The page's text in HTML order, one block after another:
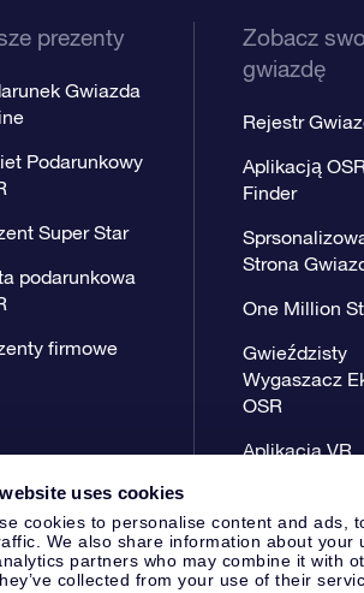
uses cookies
cookies to personalise content and ads,
We also share information about
partners who may combine it with
collected from your use of their
prezenty
Gwiazda
Podarunkowy
Super Star
podarunkowa
firmowe
Zobacz
gwiazdę
Rejestr
Aplikacją
Finder
Strona
One Million
Gwieździsty
Wygaszacz
OSR
Aplikacja VR